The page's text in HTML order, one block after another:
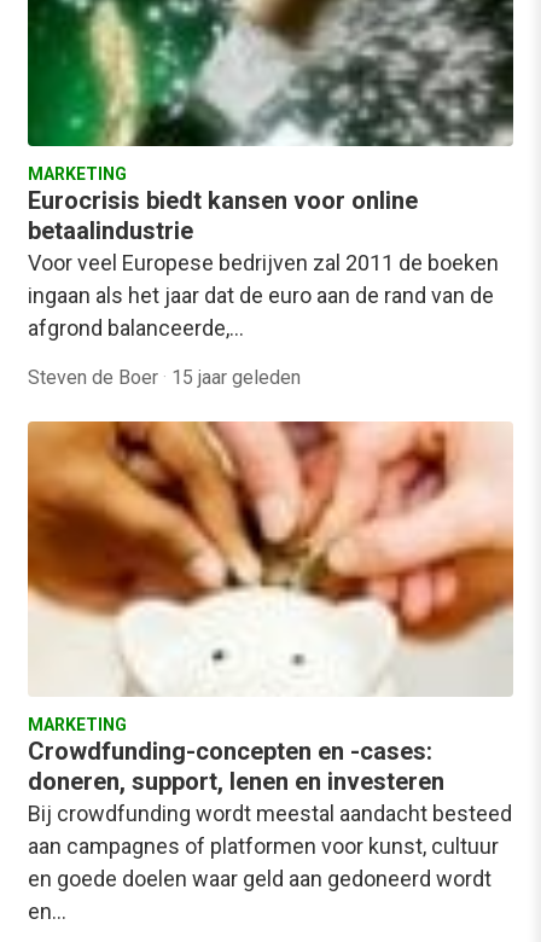
MARKETING
Eurocrisis biedt kansen voor online
betaalindustrie
Voor veel Europese bedrijven zal 2011 de boeken
ingaan als het jaar dat de euro aan de rand van de
afgrond balanceerde,…
Steven de Boer · 15 jaar geleden
MARKETING
Crowdfunding-concepten en -cases:
doneren, support, lenen en investeren
Bij crowdfunding wordt meestal aandacht besteed
aan campagnes of platformen voor kunst, cultuur
en goede doelen waar geld aan gedoneerd wordt
en…